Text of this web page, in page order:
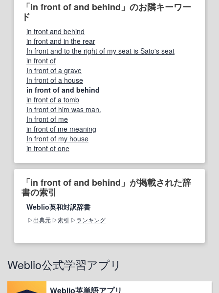
「in front of and behind」のお隣キーワー
ド
in front and behind
in front and in the rear
In front and to the right of my seat is Sato's seat
in front of
In front of a grave
In front of a house
in front of and behind
in front of a tomb
In front of him was man.
In front of me
in front of me meaning
In front of my house
in front of one
「in front of and behind」が掲載された辞
書の索引
Weblio英和対訳辞書
出典元 索引 ランキング
Weblio公式学習アプリ
Weblio英単語アプリ